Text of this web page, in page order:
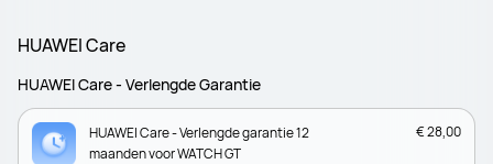
HUAWEI Care
HUAWEI Care - Verlengde Garantie
HUAWEI Care - Verlengde garantie 12
maanden voor WATCH GT
€ 28,00